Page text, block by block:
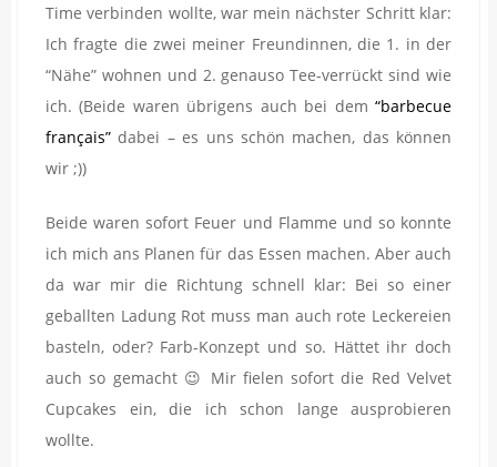
Time verbinden wollte, war mein nächster Schritt klar:
Ich fragte die zwei meiner Freundinnen, die 1. in der
“Nähe” wohnen und 2. genauso Tee-verrückt sind wie
ich. (Beide waren übrigens auch bei dem “barbecue
français” dabei – es uns schön machen, das können
wir ;))
Beide waren sofort Feuer und Flamme und so konnte
ich mich ans Planen für das Essen machen. Aber auch
da war mir die Richtung schnell klar: Bei so einer
geballten Ladung Rot muss man auch rote Leckereien
basteln, oder? Farb-Konzept und so. Hättet ihr doch
auch so gemacht 😉 Mir fielen sofort die Red Velvet
Cupcakes ein, die ich schon lange ausprobieren
wollte.